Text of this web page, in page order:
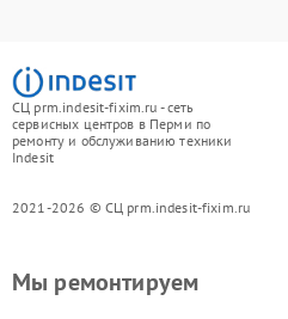
СЦ prm.indesit-fixim.ru - сеть
сервисных центров в Перми по
ремонту и обслуживанию техники
Indesit
2021-2026 © СЦ prm.indesit-fixim.ru
Мы ремонтируем